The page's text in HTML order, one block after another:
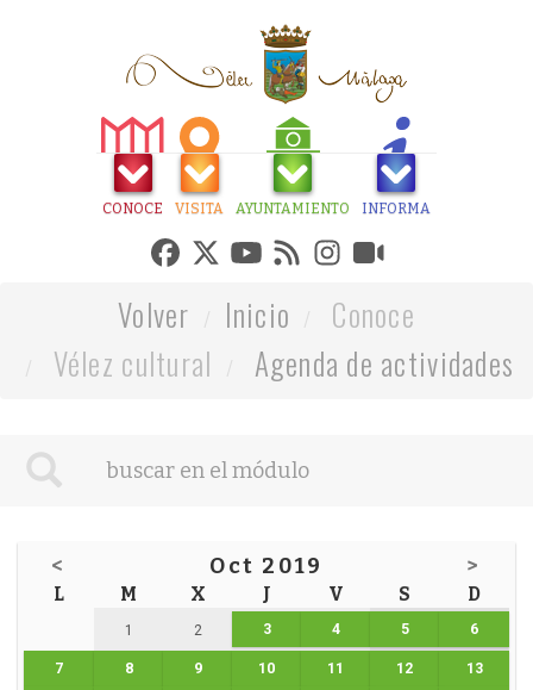
CONOCE VISITA AYUNTAMIENTO INFORMA
Volver Inicio
Conoce
Vélez cultural
Agenda de actividades
< Oct 2019 >
L M X J V S D
1 2 3 4 5 6
7 8 9 10 11 12 13